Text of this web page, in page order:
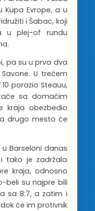
Kupa Evrope, a u
i Šabac, koji
u plej-of rundu
pa su u prva dva
U trećem
porazio Steauu,
sa domaćim
kraja obezbedio
drugo mesto će
Barseloni danas
tako je zadržala
kraja, odnosno
beli su najpre bili
sa 8:7, a zatim i
će im protivnik